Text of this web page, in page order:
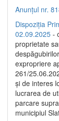
Anunțul nr.
Dispoziția
02.09.2025 -
proprietate
expropriere
261/
și de interes
lucrarea de
parcare
municipiul